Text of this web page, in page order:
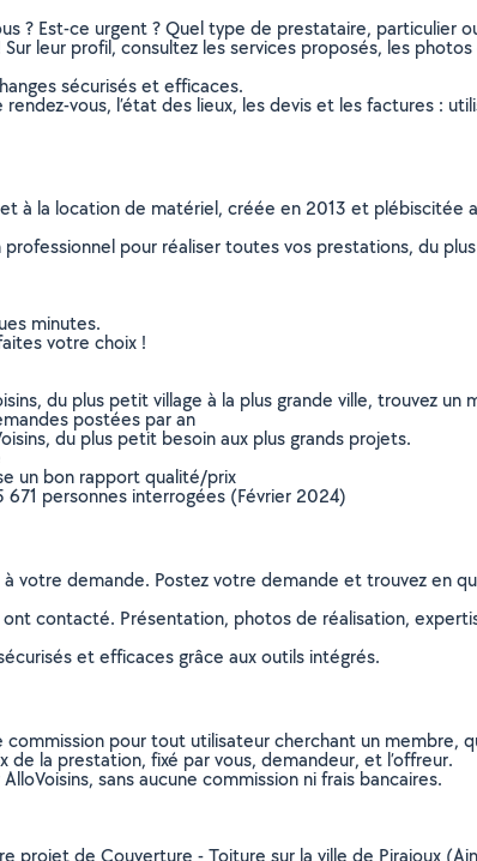
? Est-ce urgent ? Quel type de prestataire, particulier
leur profil, consultez les services proposés, les
sécurisés et efficaces.
vous, l’état des lieux, les devis et les factures :
à la location de matériel, créée en 2013 et plébiscitée
pour réaliser toutes vos prestations, du
minutes.
votre choix !
du plus petit village à la plus grande ville, trouvez un
postées par an
du plus petit besoin aux plus grands projets.
un bon rapport qualité/prix
671 personnes interrogées (Février 2024)
votre demande. Postez votre demande et trouvez en
contacté. Présentation, photos de réalisation,
et efficaces grâce aux outils intégrés.
pour tout utilisateur cherchant un membre,
la prestation, fixé par vous, demandeur, et l’offreur.
sans aucune commission ni frais bancaires.
projet de Couverture - Toiture sur la ville de Pirajoux